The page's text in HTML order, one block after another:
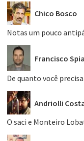
Chico Bosco
Notas um pouco
Francisco
De quanto você
Andriolli
O saci e Monteiro